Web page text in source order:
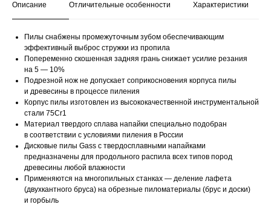
Описание Отличительные особенности Характеристики
Пилы снабжены промежуточным зубом обеспечивающим
эффективный выброс стружки из пропила
Попеременно скошенная задняя грань снижает усилие резания
на 5 — 10%
Подрезной нож не допускает соприкосновения корпуса пилы
и древесины в процессе пиления
Корпус пилы изготовлен из высококачественной инструментальной
стали 75Cr1
Материал твердого сплава напайки специально подобран
в соответствии с условиями пиления в России
Дисковые пилы Gass с твердосплавными напайками
предназначены для продольного распила всех типов пород
древесины любой влажности
Применяются на многопильных станках — деление лафета
(двухкантного бруса) на обрезные пиломатериалы (брус и доски)
и горбыль